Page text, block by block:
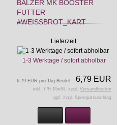
BALZER MK BOOSTER
FUTTER
#WEISSBROT_KART
Lieferzeit:
1-3 Werktage / sofort abholbar
6,79 EUR
6,79 EUR pro 1kg Beutel
inkl. 7 % MwSt. zzgl. Versandkosten
ggf. zzgl. Sperrgutzuschlag